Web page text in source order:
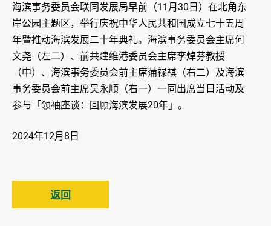
海滨事务委员会联同发展局早前（11月30日）在北角东
岸公园主题区，举行庆祝中华人民共和国成立七十五周
年暨推动海滨发展二十年典礼。海滨事务委员会主席何
文尧（左二）、前共建维港委员会主席李焯芬教授
（中）、海滨事务委员会前主席蒲禄祺（右二）及海滨
事务委员会前主席吴永顺（右一）一同出席当日活动及
参与「领袖座谈：回顾海滨发展20年」。
2024年12月8日
返回